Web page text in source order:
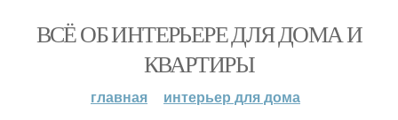
ВСЁ ОБ ИНТЕРЬЕРЕ ДЛЯ ДОМА И
КВАРТИРЫ
главная
интерьер для дома